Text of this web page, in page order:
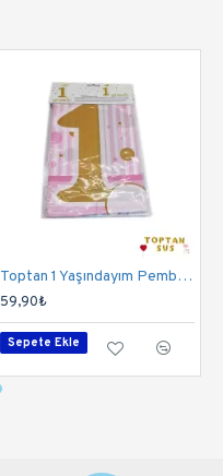
Toptan 1 Yaşındayım Pembe Masa Örtüsü 120x180 Cm
59,90₺
Sepete Ekle